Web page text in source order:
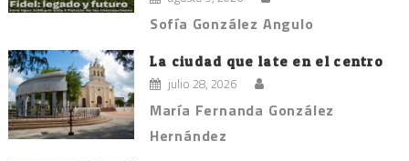
Sofía González Angulo
La ciudad que late en el centro
julio 28, 2026
María Fernanda González
Hernández